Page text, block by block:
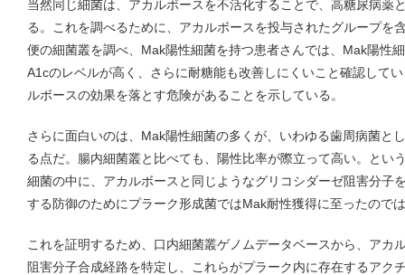
当然同じ細菌は、アカルボースを不活化することで、高糖尿病薬
る。これを調べるために、アカルボースを投与されたグループを
便の細菌叢を調べ、Mak陽性細菌を持つ患者さんでは、Mak陽性
A1cのレベルが高く、さらに耐糖能も改善しにくいこと確認して
ルボースの効果を落とす危険があることを示している。
さらに面白いのは、Mak陽性細菌の多くが、いわゆる歯周病菌と
る点だ。腸内細菌叢と比べても、陽性比率が際立って高い。とい
細菌の中に、アカルボースと同じようなグリコシダーゼ阻害分子
する防御のためにプラーク形成菌ではMak耐性獲得に至ったので
これを証明するため、口内細菌叢ゲノムデータベースから、アカ
阻害分子合成経路を特定し、これらがプラーク内に存在するアク